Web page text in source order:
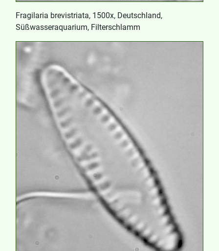
Fragilaria brevistriata, 1500x, Deutschland,
Süßwasseraquarium, Filterschlamm